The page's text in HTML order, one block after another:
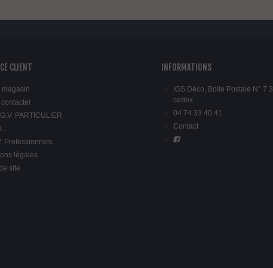
CLIENT
magasin
PARTICULIER
Professionnels
légales
site
INFORMATIONS
IGS Déco, Boite Postale N° 7
cedex
04 74 33 40 41
Contact